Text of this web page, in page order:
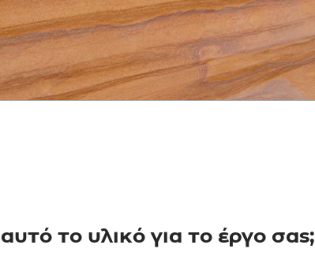
το υλικό για το έργο σας;